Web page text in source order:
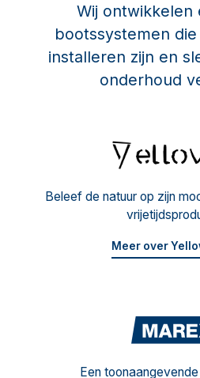
Wij ontwikkelen
bootssystemen
installeren zijn en
onderhoud
Beleef de natuur op zijn
Meer over
Een